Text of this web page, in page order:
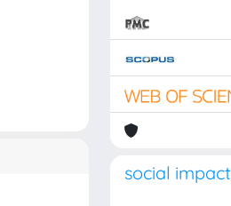
social impact